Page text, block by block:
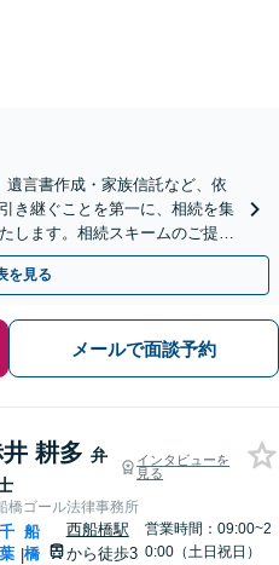
遺言書作成・家族信託など、依
き継ぐことを第一に、相続を集
します。相続スキームのご提案
せていただきます。
を見る
メールで面談予約
耕多 弁
インタビューを
見る
橋ゴール法律事務所
千
葉 |
船
橋
西船橋駅
から徒歩3
営業時間：09:00~2
0:00（土日祝日）